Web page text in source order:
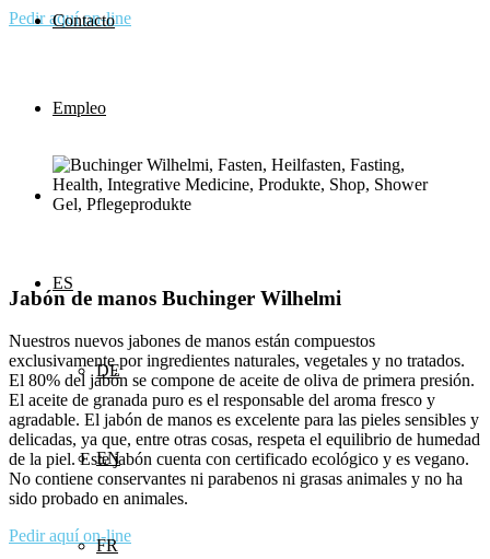
Contacto
Empleo
ES
DE
EN
FR
Pedir aquí on-line
Jabón de manos Buchinger Wilhelmi
Nuestros nuevos jabones de manos están compuestos
exclusivamente por ingredientes naturales, vegetales y no tratados.
El 80% del jabón se compone de aceite de oliva de primera presión.
El aceite de granada puro es el responsable del aroma fresco y
agradable. El jabón de manos es excelente para las pieles sensibles y
delicadas, ya que, entre otras cosas, respeta el equilibrio de humedad
de la piel. Este jabón cuenta con certificado ecológico y es vegano.
No contiene conservantes ni parabenos ni grasas animales y no ha
sido probado en animales.
Pedir aquí on-line